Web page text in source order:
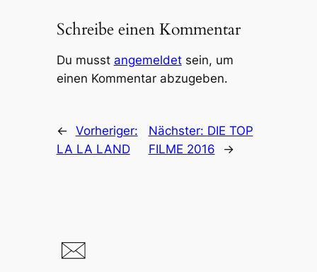
Schreibe einen Kommentar
Du musst angemeldetsein, um
einen Kommentar abzugeben.
← Vorheriger:
LA LA LAND
Nächster: DIE TOP
FILME 2016
→